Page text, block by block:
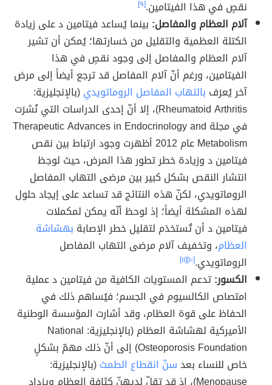
نقصٍ في هذا الفيتامين.[٩]
آلام العظام والمفاصل: بينما يُساعد فيتامين د على زيادة
الكتلة العظمية والتقليل من خسارتها؛ يُمكن أن تشير
آلام العظام والمفاصل إلى وجود نقصٍ في هذا
الفيتامين، ورغم أنّ آلام المفاصل قد ترجع أيضاً إلى مرض
آخر يُعرَف بالتهاب المفاصل الروماتويدي(بالإنجليزية:
Rheumatoid Arthritis)، إلا أنّ إحدى الدراسات التي نُشرَت
في مجلة Therapeutic Advances in Endocrinology and
Metabolism عام 2012 أظهرت وجود ارتباط بين نقص
فيتامين د وزيادة خطر تطور هذا المرض، حيث لوحِظ
انتشار النقص بشكل كبير بين مرضى التهاب المفاصل
الروماتويدي، لكنّ هذه النتائج قد تساعد على إيجاد حلول
لهذه المشكلة أيضاً؛ إذ لوحظ أنّه يمكن لمكملات
فيتامين د أن تُستخدَم لتقليل خطر الإصابة بهشاشة
العظام، وتخفيف آلام مرضى التهاب المفاصل
الروماتويدي.[١٠] [١١]
الكسور:تدعم المستويات الكافية من فيتامين د عملية
امتصاص الكالسيوم في الجسم؛ فيُساهم ذلك في
الحفاظ على قوة العظام، وقد أشارت المؤسسة الوطنية
الأميركية لهشاشة العظام (بالإنجليزية: National
Osteoporosis Foundation) إلى أنّ ذلك مهمّ بشكلٍ
خاص للنساء بعدسنّ انقطاع الطمث(بالإنجليزية: